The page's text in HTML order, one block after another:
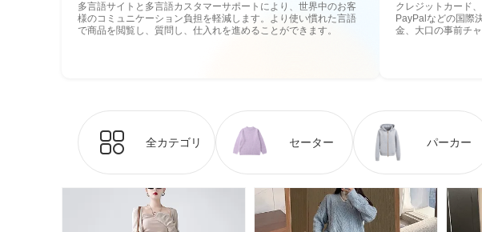
多言語サイトと多言語カスタマーサポートにより、世界中のお客
様のコミュニケーション負担を軽減します。より使い慣れた言語
で商品を閲覧し、質問し、仕入れを進めることができます。
クレジットカード
PayPalなどの国際
金、大口の事前チ
全カテゴリ セーター パーカー